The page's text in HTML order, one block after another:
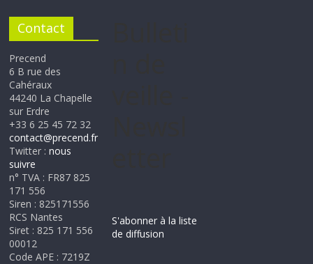
Contact
Precend
6 B rue des
Cahéraux
44240 La Chapelle
sur Erdre
+33 6 25 45 72 32
contact@precend.fr
Twitter :nous
suivre
n° TVA : FR87 825
171 556
Siren : 825171556
RCS Nantes
Siret : 825 171 556
00012
Code APE : 7219Z
S'abonner à la liste
de diffusion